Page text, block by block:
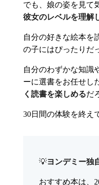
でも、娘の姿を見て
彼女のレベルを理解
自分の好きな絵本を
の子にはぴったりだ
自分のわずかな知識
ーに選書をお任せし
く読書を楽しめるだ
30日間の体験を終え
💡ヨンデミー独
おすすめ本は、